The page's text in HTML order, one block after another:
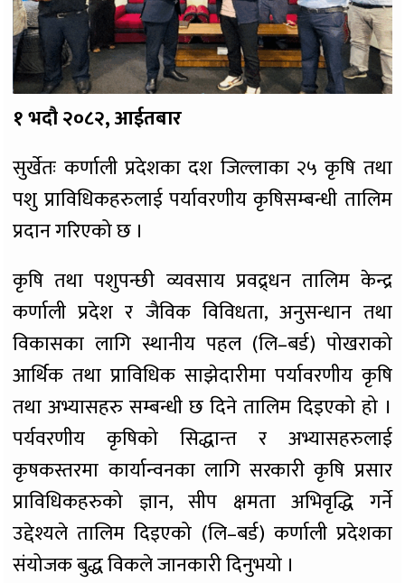
१ भदौ २०८२, आईतबार
सुर्खेतः कर्णाली प्रदेशका दश जिल्लाका २५ कृषि तथा
पशु प्राविधिकहरुलाई पर्यावरणीय कृषिसम्बन्धी तालिम
प्रदान गरिएको छ ।
कृषि तथा पशुपन्छी व्यवसाय प्रवद्र्धन तालिम केन्द्र
कर्णाली प्रदेश र जैविक विविधता, अनुसन्धान तथा
विकासका लागि स्थानीय पहल (लि–बर्ड) पोखराको
आर्थिक तथा प्राविधिक साझेदारीमा पर्यावरणीय कृषि
तथा अभ्यासहरु सम्बन्धी छ दिने तालिम दिइएको हो ।
पर्यवरणीय कृषिको सिद्धान्त र अभ्यासहरुलाई
कृषकस्तरमा कार्यान्वनका लागि सरकारी कृषि प्रसार
प्राविधिकहरुको ज्ञान, सीप क्षमता अभिवृद्धि गर्ने
उद्देश्यले तालिम दिइएको (लि–बर्ड) कर्णाली प्रदेशका
संयोजक बुद्ध विकले जानकारी दिनुभयो ।